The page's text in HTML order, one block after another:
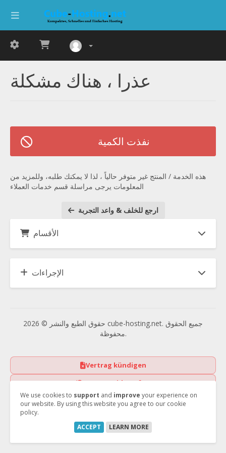
عذرا ، هناك مشكلة
نفذت الكمية
هذه الخدمة / المنتج غير متوفر حالياً ، لذا لا يمكنك طلبه، وللمزيد من
المعلومات يرجى مراسلة قسم خدمات العملاء
ارجع للخلف & واعد التجربة
الأقسام
الإجراءات
حقوق الطبع والنشر © 2026 cube-hosting.net. جميع الحقوق
محفوظة.
Vertrag kündigen
Vertrag widerrufen
We use cookies to support and improve your experience on
our website. By using this website you agree to our cookie
policy.
ACCEPT
LEARN MORE